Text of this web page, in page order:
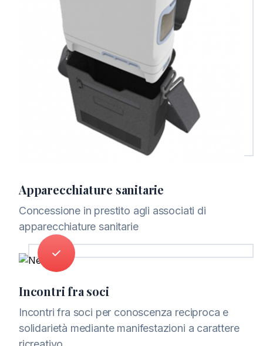
Apparecchiature sanitarie
Concessione in prestito agli associati di
apparecchiature sanitarie
Incontri fra soci
Incontri fra soci per conoscenza reciproca e
solidarietà mediante manifestazioni a carattere